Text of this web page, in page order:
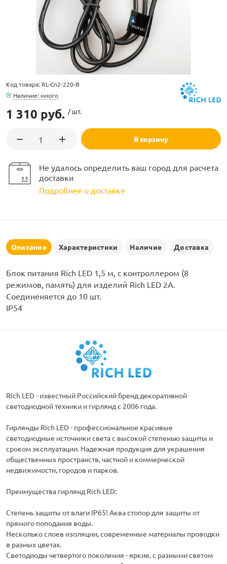
LED
Код товара: RL-Cn2-220-B
Наличие: много
1 310 руб. / шт.
В корзину
Не удалось определить ваш город для расчета
доставки
Подробнее о доставке
Описание Характеристики Наличие Доставка
Блок питания Rich LED 1,5 м, с контроллером (8
режимов, память) для изделий Rich LED 2А.
Соединеняется до 10 шт.
IP54
Rich LED - известный Российский бренд декоративной
светодиодной техники и гирлянд с 2006 года.
Гирлянды Rich LED - профессиональное красивые
светодиодные источники света с высокой степенью защиты и
сроком эксплуатации. Надежная продукция для украшения
общественных пространств, частной и коммерческой
недвижимости, городов и парков.
Преимущества гирлянд Rich LED:
Степень защиты от влаги IP65! Аква стопор для защиты от
прямого поподания воды.
Несколько слоев изоляции, современные материалы проводки
в разных цветах.
Светодиоды четвертого поколения - яркие, с разными светом